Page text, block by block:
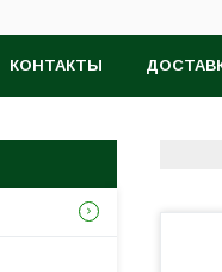
КОНТАКТЫ